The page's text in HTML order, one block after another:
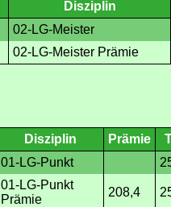
Disziplin
02-LG-Meister
02-LG-Meister Prämie
Disziplin Prämie
01-LG-Punkt
01-LG-Punkt
Prämie
208,4